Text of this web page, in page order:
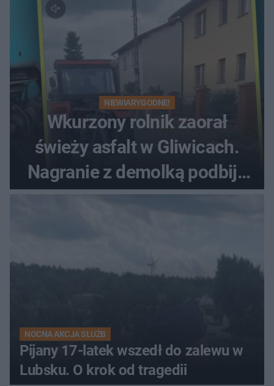
NIEWIARYGODNE!
Wkurzony rolnik zaorał
świeży asfalt w Gliwicach.
Nagranie z demolką podbija
sieć
NOCNA AKCJA SŁUŻB
Pijany 17-latek wszedł do zalewu w
Lubsku. O krok od tragedii